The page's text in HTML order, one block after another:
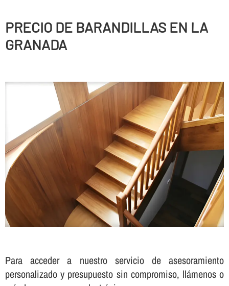
PRECIO DE BARANDILLAS EN LA
GRANADA
Para acceder a nuestro servicio de asesoramiento
personalizado y presupuesto sin compromiso, llámenos o